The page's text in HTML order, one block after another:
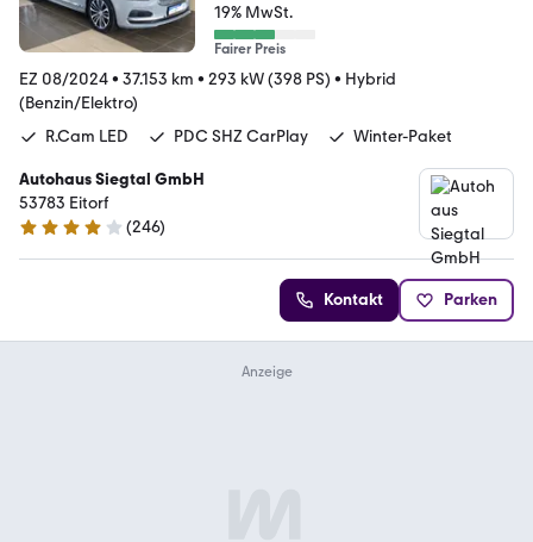
19% MwSt.
Fairer Preis
EZ 08/2024• 37.153 km • 293 kW (398 PS) • Hybrid
(Benzin/Elektro)
R.Cam LED
PDC SHZ CarPlay Winter-Paket
Autohaus Siegtal GmbH
53783 Eitorf
4.1 Sterne
(246)
Kontakt Parken